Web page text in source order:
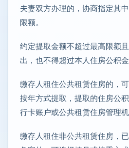
夫妻双方办理的，协商指定其
限额。
约定提取金额不超过最高限额
出，也不得超过本人住房公积金
缴存人租住公共租赁住房的，
按年方式提取，提取的住房公
行卡账户或公共租赁住房管理机
缴存人租住非公共租赁住房，